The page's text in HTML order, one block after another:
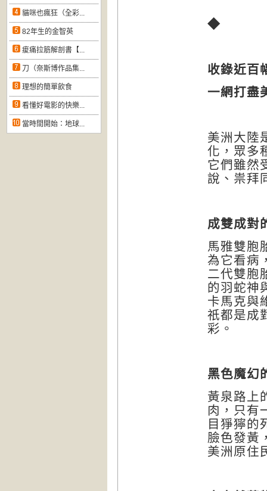
貓咪也瘋狂（全彩...
82年生的金智英
痠痛拉筋解剖書【...
刀（奈斯博作品集...
理想的簡單飲食
看懂好電影的快樂...
當時間開始：地球...
◆
收錄近百
一網打盡
美洲大陸
化，眾多
它們雖然
說、祟拜
成雙成對
馬雅雙胞
為它看病
二代雙胞
的羽蛇神
卡馬克與
祇都是成
彩。
黑色魔幻
黃泉路上
肉，只有
目猙獰的
臉色發黃
美洲原住